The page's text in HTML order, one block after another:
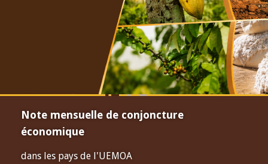
Note mensuelle de conjoncture
économique
dans les pays de l'UEMOA